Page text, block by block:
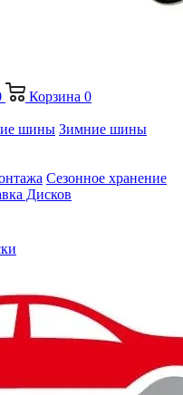
Корзина 0
шины Зимние шины
Сезонное хранение
Дисков